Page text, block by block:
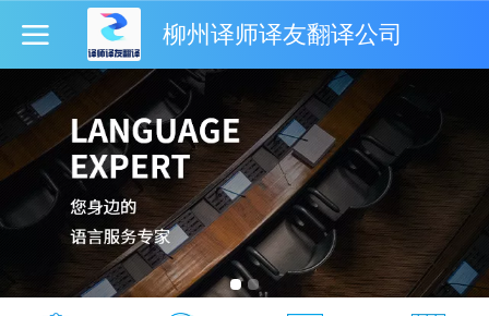
柳州译师译友翻译公司